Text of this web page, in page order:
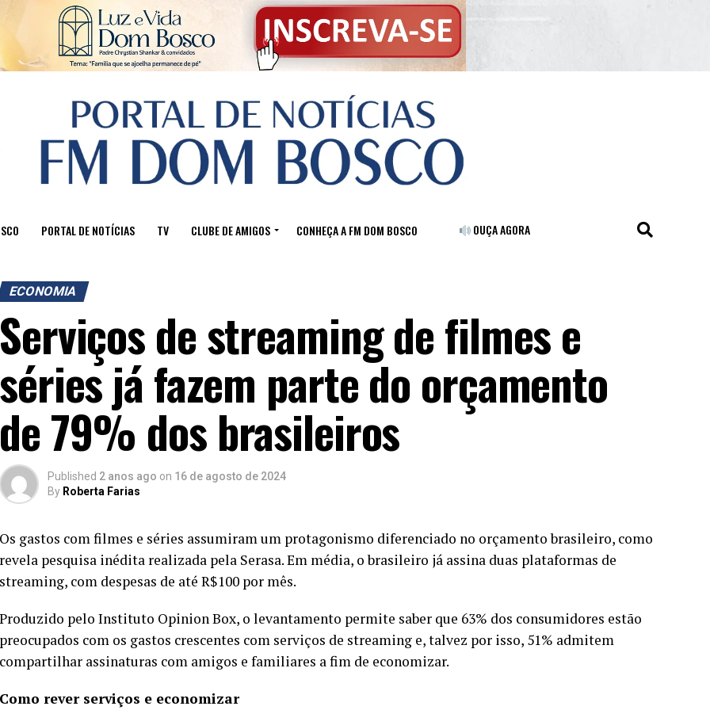
PORTAL DE NOTÍCIAS TV CLUBE DE AMIGOS CONHEÇA A FM DOM BOSCO OUÇA AGORA
ECONOMIA
Serviços de streaming de filmes e
séries já fazem parte do orçamento
de 79% dos brasileiros
Published 2 anos ago on 16 de agosto de 2024
By Roberta Farias
Os gastos com filmes e séries assumiram um protagonismo diferenciado no orçamento brasileiro, como
revela pesquisa inédita realizada pela Serasa. Em média, o brasileiro já assina duas plataformas de
streaming, com despesas de até R$100 por mês.
Produzido pelo Instituto Opinion Box, o levantamento permite saber que 63% dos consumidores estão
preocupados com os gastos crescentes com serviços de streaming e, talvez por isso, 51% admitem
compartilhar assinaturas com amigos e familiares a fim de economizar.
Como rever serviços e economizar